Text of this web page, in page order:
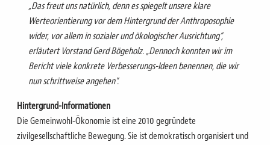
„Das freut uns natürlich, denn es spiegelt unsere klare
Werteorientierung vor dem Hintergrund der Anthroposophie
wider, vor allem in sozialer und ökologischer Ausrichtung“,
erläutert Vorstand Gerd Bögeholz. „Dennoch konnten wir im
Bericht viele konkrete Verbesserungs-Ideen benennen, die wir
nun schrittweise angehen“.
Hintergrund-Informationen
Die Gemeinwohl-Ökonomie ist eine 2010 gegründete
zivilgesellschaftliche Bewegung. Sie ist demokratisch organisiert und